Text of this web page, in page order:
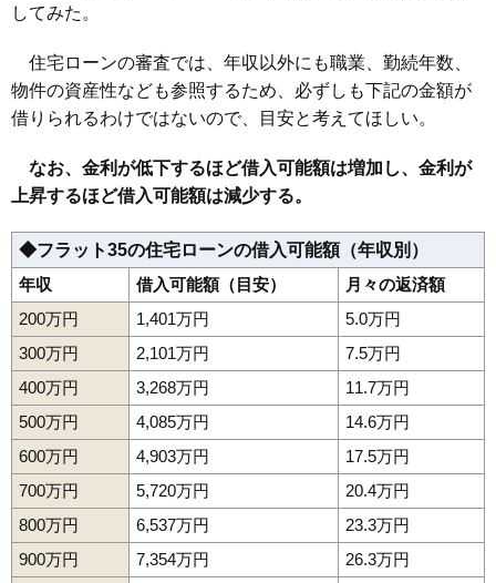
してみた。
住宅ローンの審査では、年収以外にも職業、勤続年数、
物件の資産性なども参照するため、必ずしも下記の金額が
借りられるわけではないので、目安と考えてほしい。
なお、金利が低下するほど借入可能額は増加し、金利が
上昇するほど借入可能額は減少する。
◆フラット35の住宅ローンの借入可能額（年収別）
年収
借入可能額（目安）
月々の返済額
200万円
1,401万円
5.0万円
300万円
2,101万円
7.5万円
400万円
3,268万円
11.7万円
500万円
4,085万円
14.6万円
600万円
4,903万円
17.5万円
700万円
5,720万円
20.4万円
800万円
6,537万円
23.3万円
900万円
7,354万円
26.3万円